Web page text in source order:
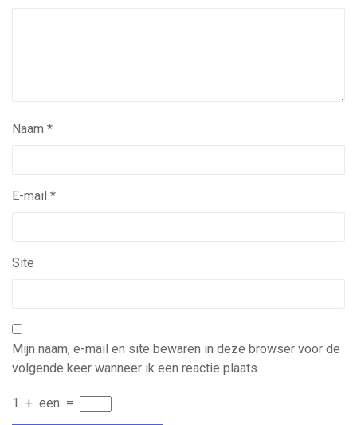
Naam *
E-mail *
Site
Mijn naam, e-mail en site bewaren in deze browser voor de
volgende keer wanneer ik een reactie plaats.
1 + een =